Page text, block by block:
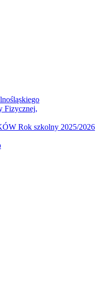
Fizycznej,
Rok szkolny 2025/2026